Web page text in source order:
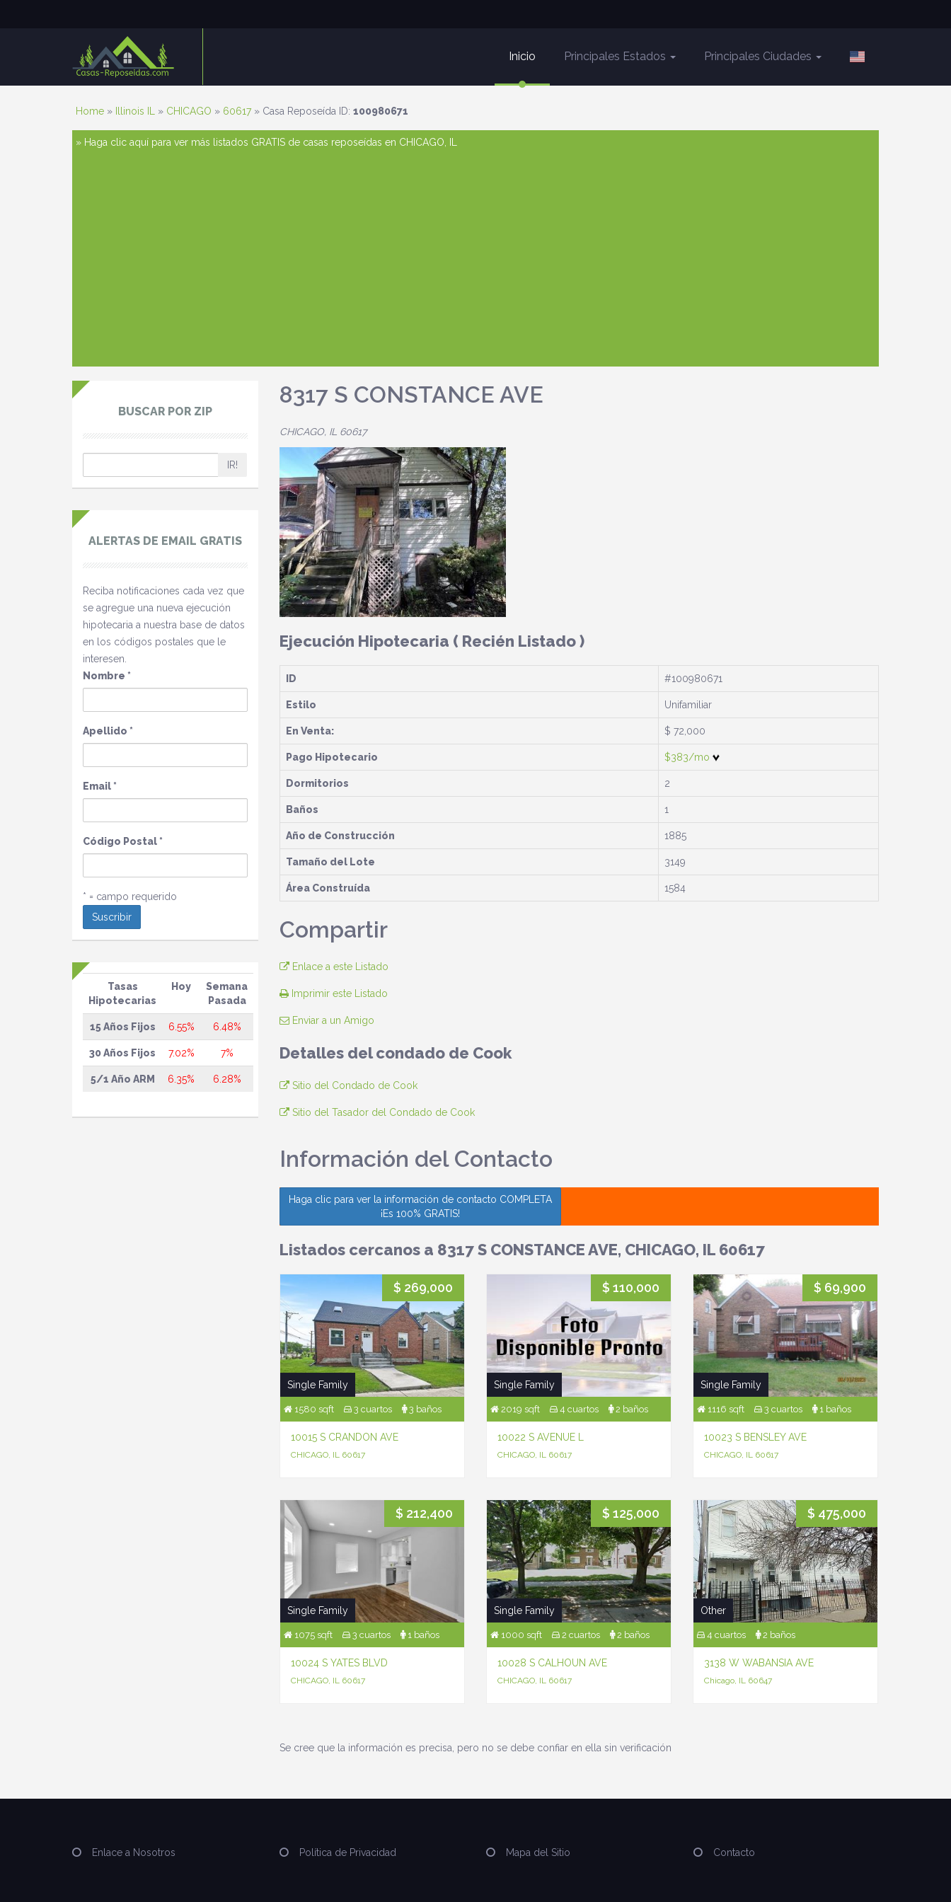
Inicio Principales Estados Principales Ciudades
Home » Illinois IL » CHICAGO » 60617» Casa Reposeída ID: 100980671
» Haga clic aquí para ver más listados GRATIS de casas reposeídas en CHICAGO, IL
8317 S CONSTANCE AVE
CHICAGO, IL 60617
Ejecución Hipotecaria ( Recién Listado )
ID #100980671
Estilo Unifamiliar
En Venta: $ 72,000
Pago Hipotecario $383/mo
Dormitorios 2
Baños 1
Año de Construcción 1885
Tamaño del Lote 3149
Área Construída 1584
Compartir
Enlace a este Listado
Imprimir este Listado
Enviar a un Amigo
Detalles del condado de Cook
Sitio del Condado de Cook
Sitio del Tasador del Condado de Cook
Información del Contacto
Haga clic para ver la información de contacto COMPLETA
¡Es 100% GRATIS!
Listados cercanos a 8317 S CONSTANCE AVE, CHICAGO, IL 60617
$ 269,000
Single Family
1580 sqft 3 cuartos 3 baños
10015 S CRANDON AVE
CHICAGO, IL 60617
$ 110,000
Single Family
2019 sqft 4 cuartos 2 baños
10022 S AVENUE L
CHICAGO, IL 60617
$ 69,900
Single Family
1116 sqft 3 cuartos 1 baños
10023 S BENSLEY AVE
CHICAGO, IL 60617
$ 212,400
Single Family
1075 sqft 3 cuartos 1 baños
10024 S YATES BLVD
CHICAGO, IL 60617
$ 125,000
Single Family
1000 sqft 2 cuartos 2 baños
10028 S CALHOUN AVE
CHICAGO, IL 60617
$ 475,000
Other
4 cuartos 2 baños
3138 W WABANSIA AVE
Chicago, IL 60647
Se cree que la información es precisa, pero no se debe confiar en ella sin verificación
BUSCAR POR ZIP
IR!
ALERTAS DE EMAIL GRATIS
Reciba notificaciones cada vez que
se agregue una nueva ejecución
hipotecaria a nuestra base de datos
en los códigos postales que le
interesen.
Nombre *
Apellido *
Email*
Código Postal*
* = campo requerido
Tasas
Hipotecarias
Hoy
Semana
Pasada
15 Años Fijos 6.55% 6.48%
30 Años Fijos 7.02% 7%
5/1 Año ARM 6.35% 6.28%
Enlace a Nosotros Política de Privacidad Mapa del Sitio Contacto